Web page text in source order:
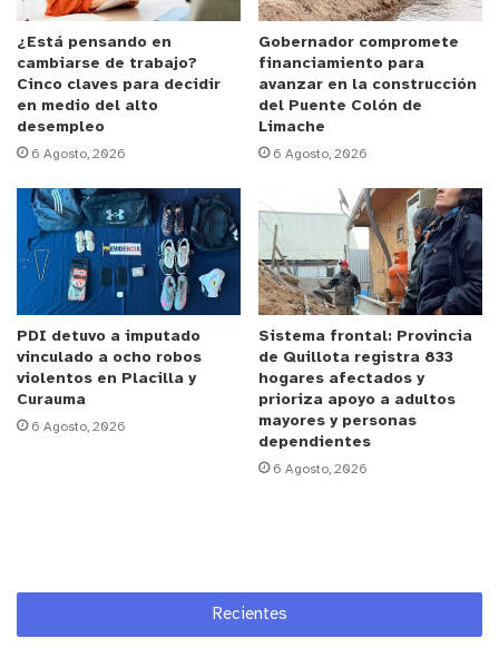
profesor Rodrigo Herrera y la excelente
presentación de sus cuerpos de baile, el stand up
comedy de Yolanda Carmín, y música en vivo con
Mantiz, Los Espectros, y el tributo a The Strokes
por ValpoCityCops.
Les mostramos un video resumen de lo que fue
este lindo evento:
Reproductor
Video
¿Está pensando en
cambiarse de trabajo?
Cinco claves para decidir
en medio del alto
desempleo
6 Agosto, 2026
Gobernador compromete
financiamiento para
avanzar en la construcción
del Puente Colón de
Limache
6 Agosto, 2026
PDI detuvo a imputado
vinculado a ocho robos
violentos en Placilla y
Curauma
6 Agosto, 2026
Sistema frontal: Provincia
de Quillota registra 833
hogares afectados y
prioriza apoyo a adultos
mayores y personas
dependientes
6 Agosto, 2026
Recientes